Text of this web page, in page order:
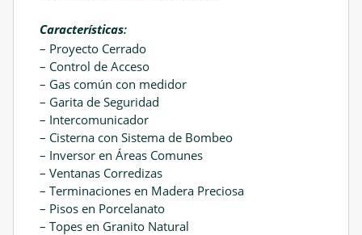
Características:
– Proyecto Cerrado
– Control de Acceso
– Gas común con medidor
– Garita de Seguridad
– Intercomunicador
– Cisterna con Sistema de Bombeo
– Inversor en Áreas Comunes
– Ventanas Corredizas
– Terminaciones en Madera Preciosa
– Pisos en Porcelanato
– Topes en Granito Natural